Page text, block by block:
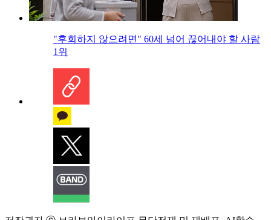
"후회하지 않으려면" 60세 넘어 끊어내야 할 사람
1위